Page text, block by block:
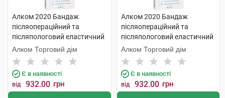
Алком 2020 Бандаж
післяопераційний та
післяпологовий еластичний
розмір 5 1 шт
Алком Торговий дім
Є в наявності
від 932.00 грн
Алком 2020 Бандаж
післяопераційний та
післяпологовий еластичний
розмір 6 1 шт
Алком Торговий дім
Є в наявності
від 932.00 грн